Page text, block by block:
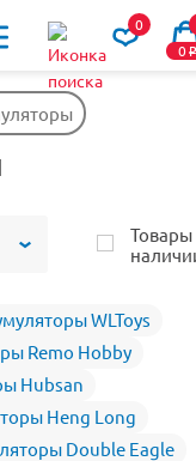
0
0o
Товары
WLToys
Remo Hobby
Hubsan
Heng Long
Double Eagle